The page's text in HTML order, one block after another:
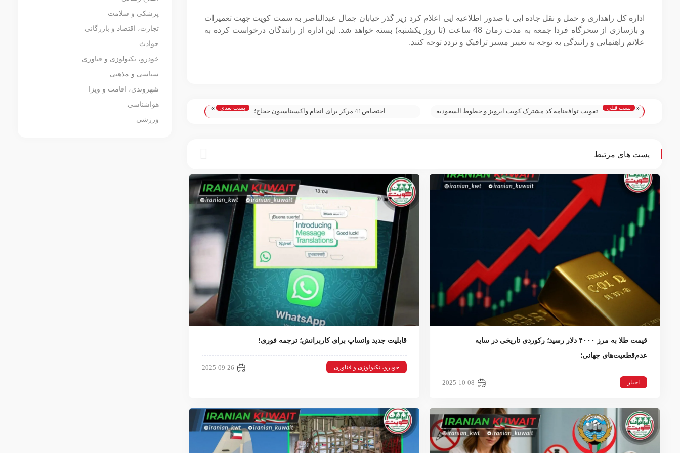
اداره کل راهداری و حمل و نقل جاده ایی با صدور اطلاعیه ایی اعلام کرد زیر گذر خیابان جمال عبدالناصر به سمت کویت جهت تعمیرات
و بازسازی از سحرگاه فردا جمعه به مدت زمان 48 ساعت (تا روز یکشنبه) بسته خواهد شد. این اداره از رانندگان درخواست کرده به
علائم راهنمایی و رانندگی به توجه به تغییر مسیر ترافیک و تردد توجه کنند.
« پست قبلی
تقویت توافقنامه کد مشترک کویت ایرویز و خطوط السعودیه
اختصاص41 مرکز برای انجام واکسیناسیون حجاج؛ پست بعدی »
پست های مرتبط
قیمت طلا به مرز ۴۰۰۰ دلار رسید؛ رکوردی تاریخی در سایه
عدم‌قطعیت‌های جهانی؛
اخبار 2025-10-08
قابلیت جدید واتساپ برای کاربرانش؛ ترجمه فوری!
خودرو، تکنولوزی و فناوری 2025-09-26
پزشکی و سلامت
تجارت، اقتصاد و بازرگانی
حوادث
خودرو، تکنولوزی و فناوری
سیاسی و مذهبی
شهروندی، اقامت و ویزا
هواشناسی
ورزشی